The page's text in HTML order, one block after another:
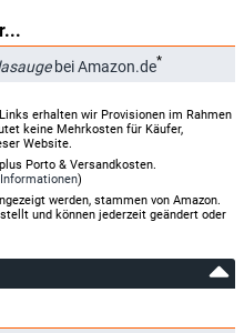
bei Amazon.de*
erhalten wir Provisionen im Rahmen
keine Mehrkosten für Käufer,
Website.
Porto & Versandkosten.
)
werden, stammen von Amazon.
und können jederzeit geändert oder